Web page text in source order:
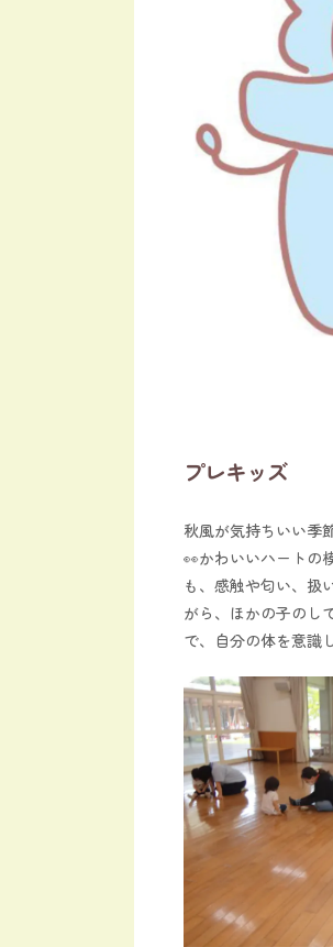
プレキッズ
秋風が気持ちいい季
👀かわいいハートの
も、感触や匂い、扱
がら、ほかの子のし
で、自分の体を意識